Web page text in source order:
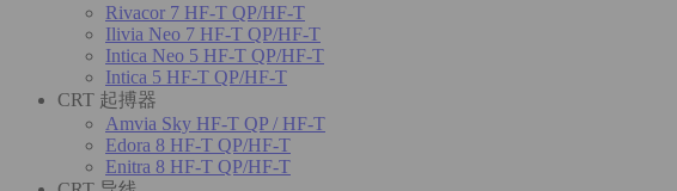
Rivacor 7 HF-T QP/HF-T
Ilivia Neo 7 HF-T QP/HF-T
Intica Neo 5 HF-T QP/HF-T
Intica 5 HF-T QP/HF-T
CRT 起搏器
Amvia Sky HF-T QP / HF-T
Edora 8 HF-T QP/HF-T
Enitra 8 HF-T QP/HF-T